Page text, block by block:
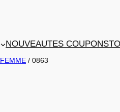
NOUVEAUTES COUPONS
FEMME / 0863